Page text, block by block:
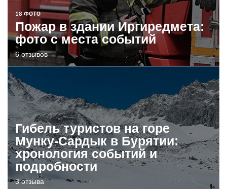
18 ФОТО
Пожар в здании Иргиредмета:
фото с места событий
6 отзывов
Гибель туристов на горе
Мунку-Сардык в Бурятии:
хронология событий и
подробности
3 отзыва